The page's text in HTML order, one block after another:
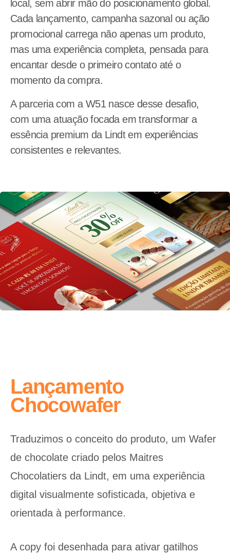
local, sem abrir mão do posicionamento global.
Cada lançamento, campanha sazonal ou ação
promocional carrega não apenas um produto,
mas uma experiência completa, pensada para
encantar desde o primeiro contato até o
momento da compra.
A parceria com a W51 nasce desse desafio,
com uma atuação focada em transformar a
essência premium da Lindt em experiências
consistentes e relevantes.
Lançamento
Chocowafer
Traduzimos o conceito do produto, um Wafer
de chocolate criado pelos Maitres
Chocolatiers da Lindt, em uma experiência
digital visualmente sofisticada, objetiva e
orientada à performance.
A copy foi desenhada para ativar gatilhos